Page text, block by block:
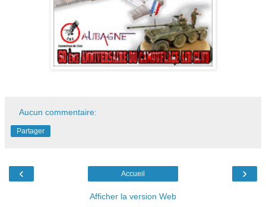
Aucun commentaire:
Partager
‹ ›
Accueil
Afficher la version Web